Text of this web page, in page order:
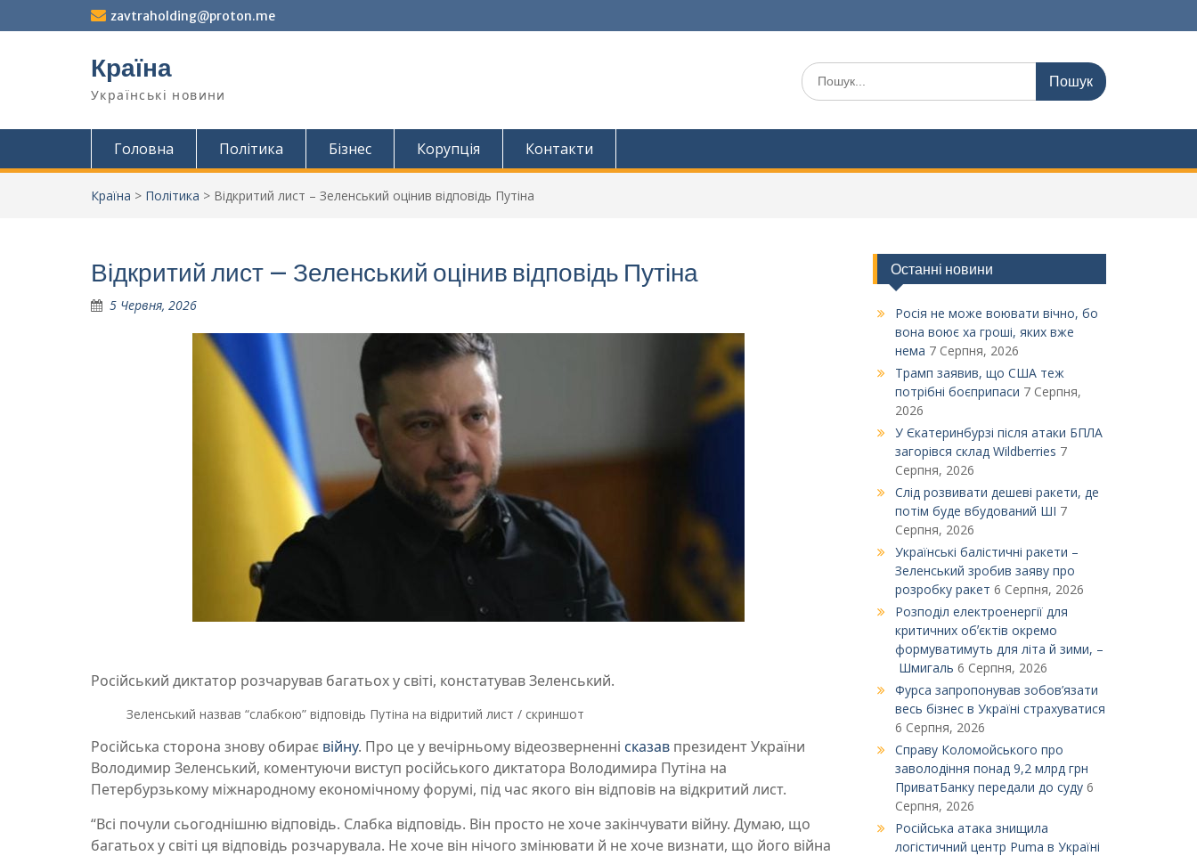
до
zavtraholding@proton.me
Країна
Українські новини
Шукати:
Головна Політика Бізнес Корупція Контакти
Країна > Політика > Відкритий лист – Зеленський оцінив відповідь Путіна
Відкритий лист – Зеленський оцінив відповідь Путіна
5 Червня, 2026
Російський диктатор розчарував багатьох у світі, констатував Зеленський.
Зеленський назвав “слабкою” відповідь Путіна на відритий лист / скриншот
Російська сторона знову обирає війну. Про це у вечірньому відеозверненні сказав президент України
Володимир Зеленський, коментуючи виступ російського диктатора Володимира Путіна на
Петербурзькому міжнародному економічному форумі, під час якого він відповів на відкритий лист.
“Всі почули сьогоднішню відповідь. Слабка відповідь. Він просто не хоче закінчувати війну. Думаю, що
багатьох у світі ця відповідь розчарувала. Не хоче він нічого змінювати й не хоче визнати, що його війна
Останні новини
Росія не може воювати вічно, бо
вона воює ха гроші, яких вже
нема 7 Серпня, 2026
Трамп заявив, що США теж
потрібні боєприпаси 7 Серпня,
2026
У Єкатеринбурзі після атаки БПЛА
загорівся склад Wildberries 7
Серпня, 2026
Слід розвивати дешеві ракети, де
потім буде вбудований ШІ 7
Серпня, 2026
Українські балістичні ракети –
Зеленський зробив заяву про
розробку ракет 6 Серпня, 2026
Розподіл електроенергії для
критичних обʼєктів окремо
формуватимуть для літа й зими, –
Шмигаль 6 Серпня, 2026
Фурса запропонував зобов’язати
весь бізнес в Україні страхуватися
6 Серпня, 2026
Справу Коломойського про
заволодіння понад 9,2 млрд грн
ПриватБанку передали до суду 6
Серпня, 2026
Російська атака знищила
логістичний центр Puma в Україні